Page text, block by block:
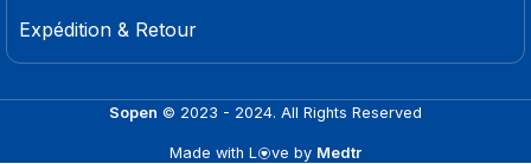
Expédition & Retour
Sopen © 2023 - 2024. All Rights Reserved
Made with L ve by Medtr